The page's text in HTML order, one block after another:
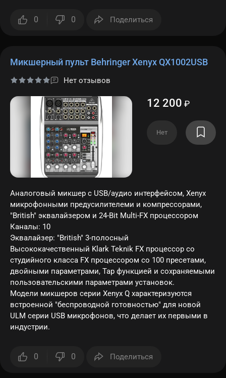
0 0 Поделиться
Микшерный пульт Behringer Xenyx QX1002USB
Нет отзывов
12 200 ₽
Нет
Аналоговый микшер с USB/аудио интерфейсом, Xenyx
микрофонными предусилителеми и компрессорами,
"British" эквалайзером и 24-Bit Multi-FX процессором
Каналы: 10
Эквалайзер: "British" 3-полосный
Высококачественный Klark Teknik FX процессор со
студийного класса FX процессором со 100 пресетами,
двойными параметрами, Tap функцией и сохраняемыми
пользовательскими параметрами установок.
Модели микшеров серии Xenyx Q характеризуются
встроенной "беспроводной готовностью" для новой
ULM серии USB микрофонов, что делает их первыми в
индустрии.
0 0 Поделиться